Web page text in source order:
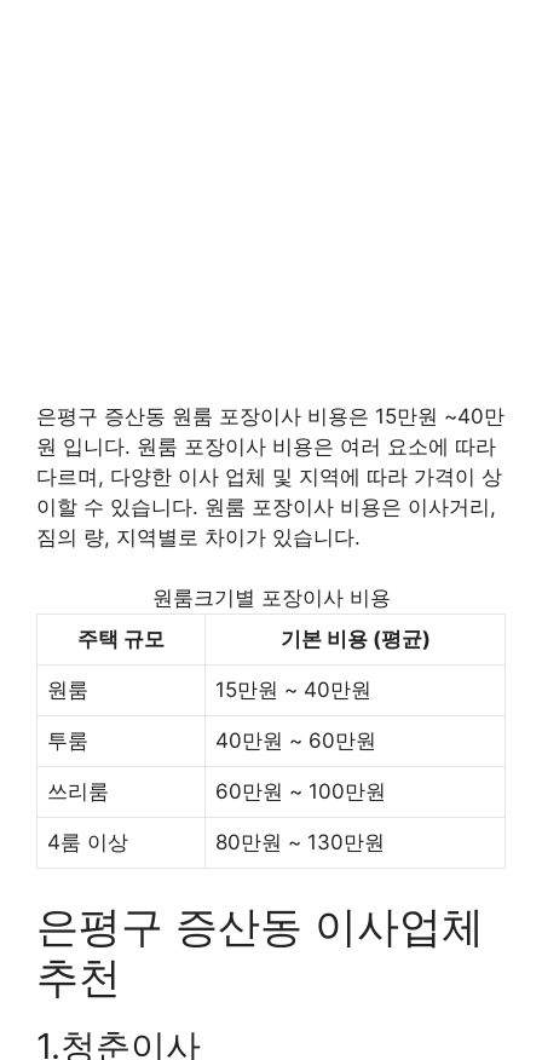
은평구 증산동 원룸 포장이사 비용은 15만원 ~40만
원 입니다. 원룸 포장이사 비용은 여러 요소에 따라
다르며, 다양한 이사 업체 및 지역에 따라 가격이 상
이할 수 있습니다. 원룸 포장이사 비용은 이사거리,
짐의 량, 지역별로 차이가 있습니다.
원룸크기별 포장이사 비용
주택 규모
기본 비용 (평균)
원룸 15만원 ~ 40만원
투룸 40만원 ~ 60만원
쓰리룸 60만원 ~ 100만원
4룸 이상 80만원 ~ 130만원
은평구 증산동 이사업체
추천
1.청춘이사